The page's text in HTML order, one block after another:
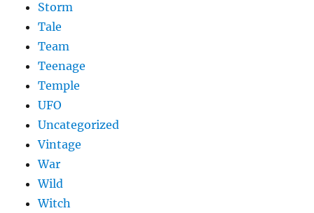
Storm
Tale
Team
Teenage
Temple
UFO
Uncategorized
Vintage
War
Wild
Witch